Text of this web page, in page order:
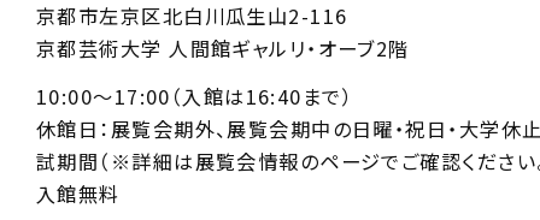
京都市左京区北白川瓜生山2-116
京都芸術大学 人間館ギャルリ・オーブ2階
10:00〜17:00（入館は16:40まで）
休館日：展覧会期外、展覧会期中の日曜・祝日・大学休
試期間（※詳細は展覧会情報のページでご確認ください
入館無料